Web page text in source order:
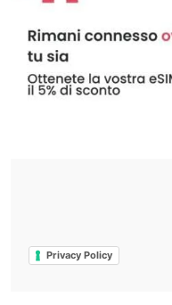
Privacy Policy